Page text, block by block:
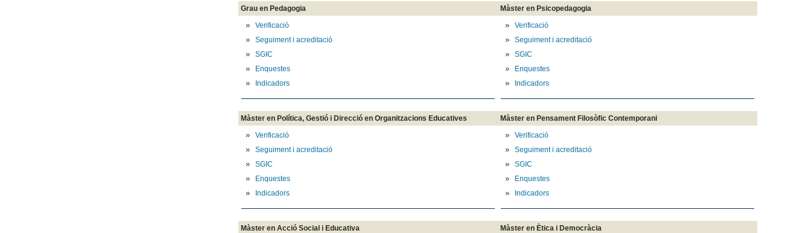
Grau en Pedagogia
Màster en Psicopedagogia
Verificació
Seguiment i acreditació
SGIC
Enquestes
Indicadors
Verificació
Seguiment i acreditació
SGIC
Enquestes
Indicadors
Màster en Política, Gestió i Direcció en Organitzacions Educatives
Màster en Pensament Filosòfic Contemporani
Verificació
Seguiment i acreditació
SGIC
Enquestes
Indicadors
Verificació
Seguiment i acreditació
SGIC
Enquestes
Indicadors
Màster en Acció Social i Educativa
Màster en Ètica i Democràcia